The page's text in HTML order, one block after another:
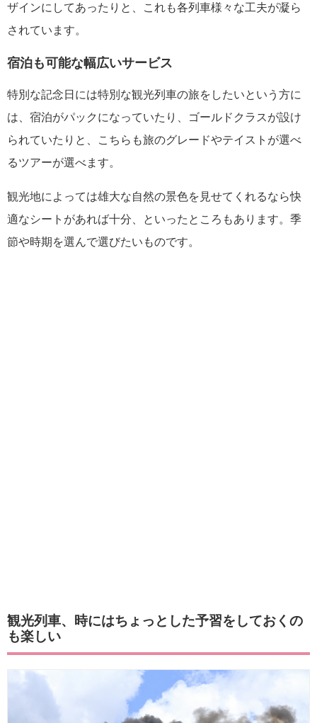
ザインにしてあったりと、これも各列車様々な工夫が凝ら
されています。
宿泊も可能な幅広いサービス
特別な記念日には特別な観光列車の旅をしたいという方に
は、宿泊がパックになっていたり、ゴールドクラスが設け
られていたりと、こちらも旅のグレードやテイストが選べ
るツアーが選べます。
観光地によっては雄大な自然の景色を見せてくれるなら快
適なシートがあれば十分、といったところもあります。季
節や時期を選んで選びたいものです。
観光列車、時にはちょっとした予習をしておくの
も楽しい